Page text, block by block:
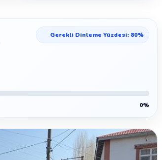
Gerekli Dinleme Yüzdesi: 80%
0%